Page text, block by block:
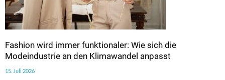
Fashion wird immer funktionaler: Wie sich die
Modeindustrie an den Klimawandel anpasst
15. Juli 2026